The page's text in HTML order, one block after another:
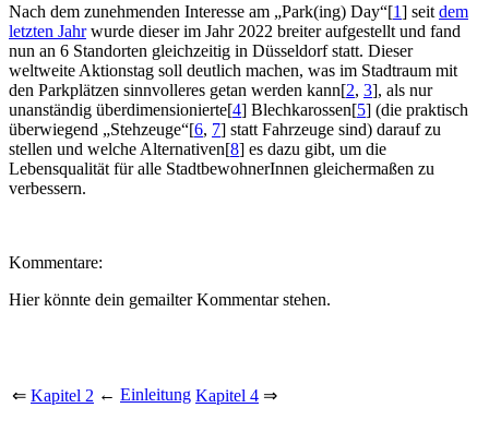
Nach dem zunehmenden Interesse am „Park(ing) Day“[1] seit dem
letzten Jahrwurde dieser im Jahr 2022 breiter aufgestellt und fand
nun an 6 Standorten gleichzeitig in Düsseldorf statt. Dieser
weltweite Aktionstag soll deutlich machen, was im Stadtraum mit
den Parkplätzen sinnvolleres getan werden kann[2, 3], als nur
unanständig überdimensionierte[4] Blechkarossen[5] (die praktisch
überwiegend „Stehzeuge“[6, 7] statt Fahrzeuge sind) darauf zu
stellen und welche Alternativen[8] es dazu gibt, um die
Lebensqualität für alle StadtbewohnerInnen gleichermaßen zu
verbessern.
Kommentare:
Hier könnte dein gemailter Kommentar stehen.
⇐ Kapitel 2 ← Einleitung Kapitel 4 ⇒